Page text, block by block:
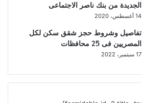
الجديدة من بنك ناصر الاجتماعى
14 أغسطس، 2020
تفاصيل وشروط حجز شقق سكن لكل
المصريين فى 25 محافظات
17 سبتمبر، 2022